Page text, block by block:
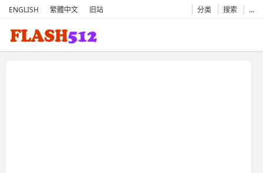
ENGLISH 繁體中文 旧站 分类 搜索 …